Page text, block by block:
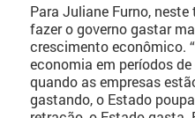
Para Juliane Furno,
fazer o governo gastar
crescimento econômico.
economia em períodos
quando as empresas
gastando, o Estado